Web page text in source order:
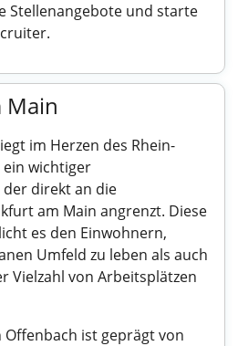
Stellenangebote und starte
Main
im Herzen des Rhein-
wichtiger
direkt an die
am Main angrenzt. Diese
es den Einwohnern,
Umfeld zu leben als auch
Vielzahl von Arbeitsplätzen
ist geprägt von